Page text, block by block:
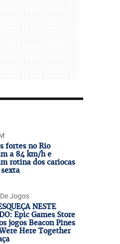
fortes no Rio
a 84 km/h e
rotina dos cariocas
Jogos
NESTE
Epic Games Store
jogos Beacon Pines
Here Together